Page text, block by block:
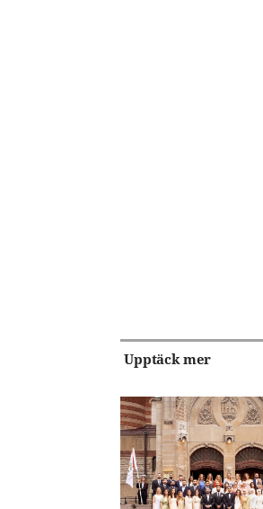
Upptäck mer